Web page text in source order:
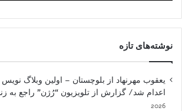
نوشته‌های تازه
یعقوب مهرنهاد از بلوچستان – اولین وبلاگ
اعدام شد/ گزارش از تلویزیون “رُژن” راجع به
2026